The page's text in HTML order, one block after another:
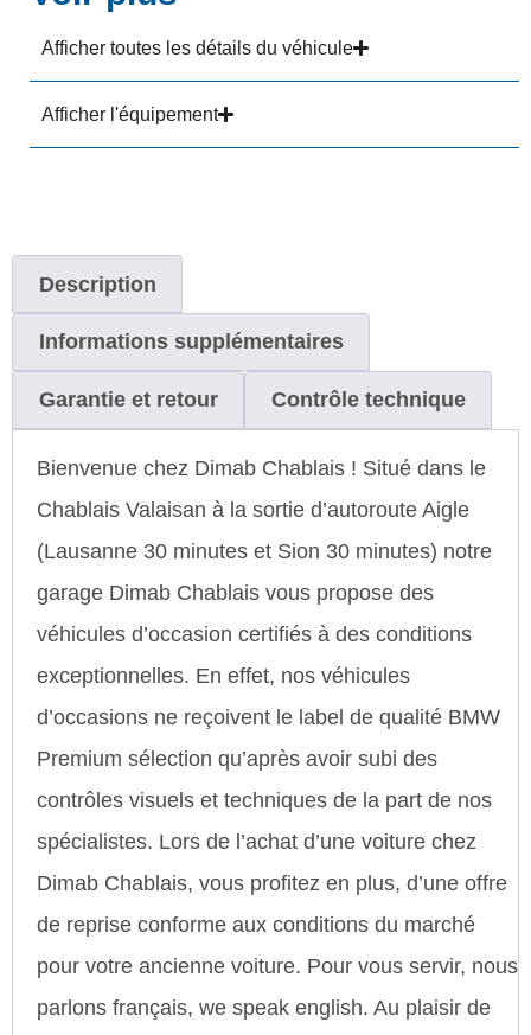
Afficher toutes les détails du véhicule
Afficher l'équipement
Description
Informations supplémentaires
Garantie et retour Contrôle technique
Bienvenue chez Dimab Chablais ! Situé dans le
Chablais Valaisan à la sortie d’autoroute Aigle
(Lausanne 30 minutes et Sion 30 minutes) notre
garage Dimab Chablais vous propose des
véhicules d’occasion certifiés à des conditions
exceptionnelles. En effet, nos véhicules
d’occasions ne reçoivent le label de qualité BMW
Premium sélection qu’après avoir subi des
contrôles visuels et techniques de la part de nos
spécialistes. Lors de l’achat d’une voiture chez
Dimab Chablais, vous profitez en plus, d’une offre
de reprise conforme aux conditions du marché
pour votre ancienne voiture. Pour vous servir, nous
parlons français, we speak english. Au plaisir de